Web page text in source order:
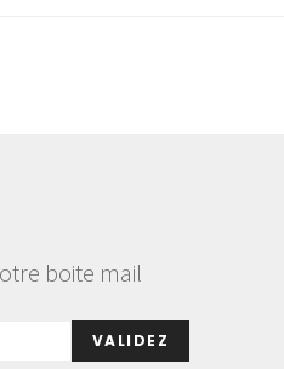
boite mail
VALIDEZ